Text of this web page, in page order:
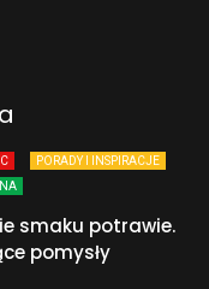
PORADY I INSPIRACJE
smaku potrawie.
pomysły